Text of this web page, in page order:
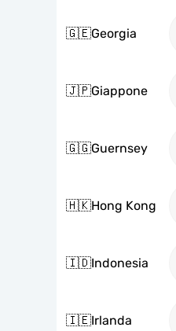
🇬🇪Georgia
🇯🇵Giappone
🇬🇬Guernsey
🇭🇰Hong Kong
🇮🇩Indonesia
🇮🇪Irlanda